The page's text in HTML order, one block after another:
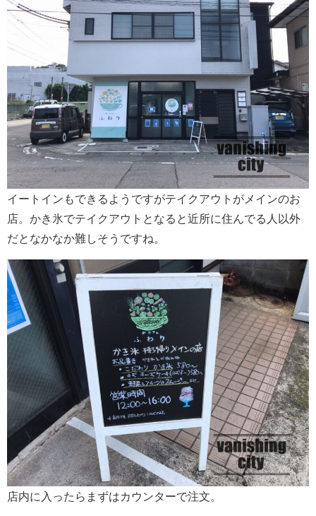
イートインもできるようですがテイクアウトがメインのお
店。かき氷でテイクアウトとなると近所に住んでる人以外
だとなかなか難しそうですね。
店内に入ったらまずはカウンターで注文。